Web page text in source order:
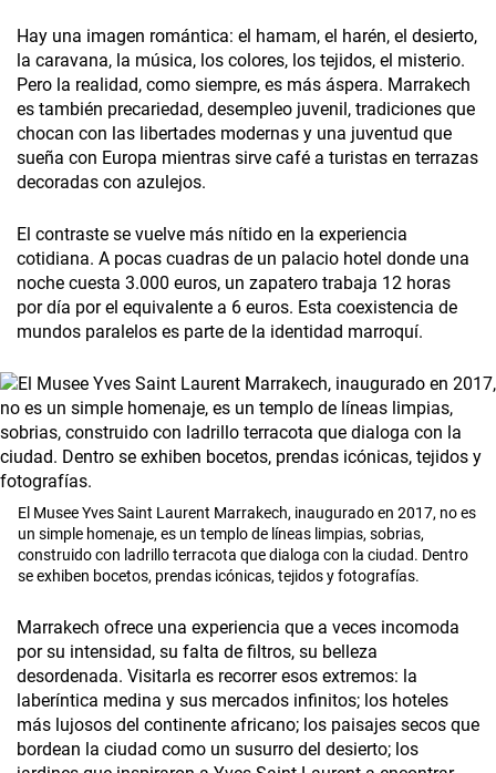
Hay una imagen romántica: el hamam, el harén, el desierto,
la caravana, la música, los colores, los tejidos, el misterio.
Pero la realidad, como siempre, es más áspera. Marrakech
es también precariedad, desempleo juvenil, tradiciones que
chocan con las libertades modernas y una juventud que
sueña con Europa mientras sirve café a turistas en terrazas
decoradas con azulejos.
El contraste se vuelve más nítido en la experiencia
cotidiana. A pocas cuadras de un palacio hotel donde una
noche cuesta 3.000 euros, un zapatero trabaja 12 horas
por día por el equivalente a 6 euros. Esta coexistencia de
mundos paralelos es parte de la identidad marroquí.
El Musee Yves Saint Laurent Marrakech, inaugurado en 2017, no es
un simple homenaje, es un templo de líneas limpias, sobrias,
construido con ladrillo terracota que dialoga con la ciudad. Dentro
se exhiben bocetos, prendas icónicas, tejidos y fotografías.
Marrakech ofrece una experiencia que a veces incomoda
por su intensidad, su falta de filtros, su belleza
desordenada. Visitarla es recorrer esos extremos: la
laberíntica medina y sus mercados infinitos; los hoteles
más lujosos del continente africano; los paisajes secos que
bordean la ciudad como un susurro del desierto; los